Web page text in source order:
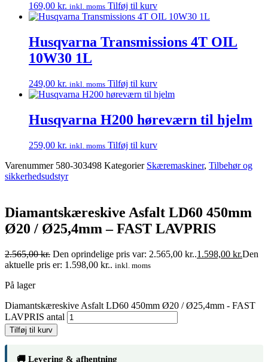
169,00 kr. inkl. moms Tilføj til kurv
Husqvarna Transmissions 4T OIL
10W30 1L
249,00 kr. inkl. moms Tilføj til kurv
Husqvarna H200 høreværn til hjelm
259,00 kr. inkl. moms Tilføj til kurv
Varenummer 580-303498 Kategorier Skæremaskiner, Tilbehør og
sikkerhedsudstyr
Diamantskæreskive Asfalt LD60 450mm
Ø20 / Ø25,4mm – FAST LAVPRIS
2.565,00kr. Den oprindelige pris var: 2.565,00 kr..1.598,00 kr.Den
aktuelle pris er: 1.598,00 kr.. inkl. moms
På lager
Diamantskæreskive Asfalt LD60 450mm Ø20 / Ø25,4mm - FAST
LAVPRIS antal
Tilføj til kurv
🚚 Levering & afhentning